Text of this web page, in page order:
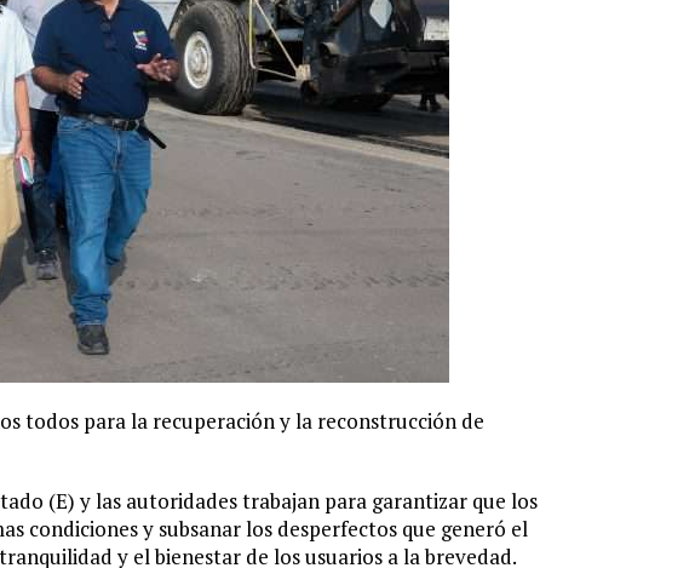
todos para la recuperación y la reconstrucción de
(E) y las autoridades trabajan para garantizar que los
condiciones y subsanar los desperfectos que generó el
y el bienestar de los usuarios a la brevedad.